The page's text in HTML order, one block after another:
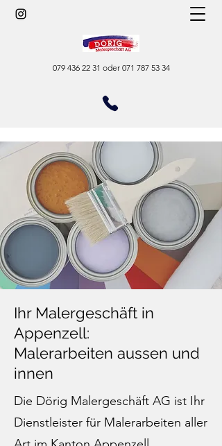
079 436 22 31 oder 071 787 53 34
Ihr Malergeschäft in
Appenzell:
Malerarbeiten aussen und
innen
Die Dörig Malergeschäft AG ist Ihr
Dienstleister für Malerarbeiten aller